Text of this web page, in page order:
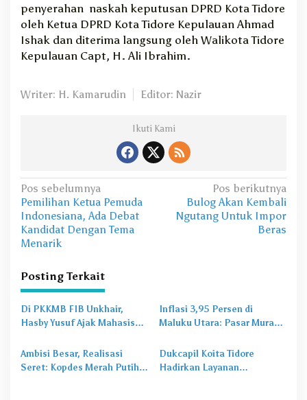
penyerahan naskah keputusan DPRD Kota Tidore
oleh Ketua DPRD Kota Tidore Kepulauan Ahmad
Ishak dan diterima langsung oleh Walikota Tidore
Kepulauan Capt, H. Ali Ibrahim.
Writer: H. Kamarudin Editor: Nazir
Ikuti Kami
N
a
v
i
g
a
s
i
p
o
Pos sebelumnya
Pemilihan Ketua Pemuda
Indonesiana, Ada Debat
Kandidat Dengan Tema
Menarik
Pos berikutnya
Bulog Akan Kembali
Ngutang Untuk Impor
Beras
Posting Terkait
Di PKKMB FIB Unkhair,
Hasby Yusuf Ajak Mahasiswa
Budaya dan Literasi
Inflasi 3,95 Persen di
Maluku Utara: Pasar Murah
Masalah Baru
Ambisi Besar, Realisasi
Seret: Kopdes Merah Putih
Dukcapil Koita Tidore
Hadirkan Layanan